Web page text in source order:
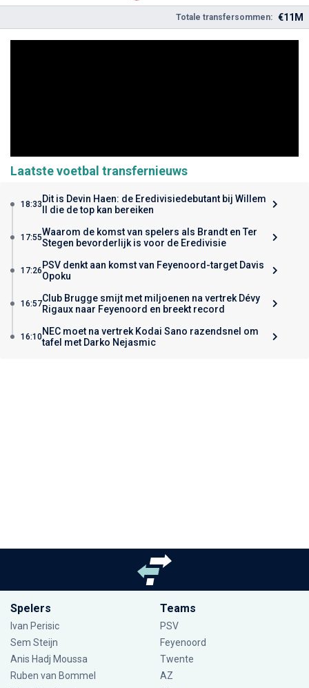
Totale transfersommen: €11M
Laatste voetbal transfernieuws
18:33 Dit is Devin Haen: de Eredivisiedebutant bij Willem
II die de top kan bereiken
17:55Waarom de komst van spelers als Brandt en Ter
Stegen bevorderlijk is voor de Eredivisie
17:26 PSV denkt aan komst van Feyenoord-target Davis
Opoku
16:57Club Brugge smijt met miljoenen na vertrek Dévy
Rigaux naar Feyenoord en breekt record
16:10NEC moet na vertrek Kodai Sano razendsnel om
tafel met Darko Nejasmic
Spelers
Ivan Perisic
Sem Steijn
Anis Hadj Moussa
Ruben van Bommel
Teams
PSV
Feyenoord
Twente
AZ